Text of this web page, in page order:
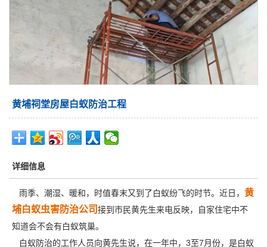
黄埔祠堂房屋白蚁防治工程
详细信息
雨季、潮湿、暖和，时值春末又到了白蚁纷飞的时节。近日， 黄
埔白蚁虫害防治公司接到市民黄先生来电反映，自家住宅中不
知道会不会有白蚁筑巢。
白蚁防治的工作人员向黄先生说，在一年中，3至7月份，是白蚁